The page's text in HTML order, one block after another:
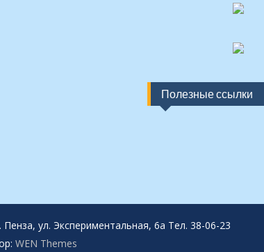
Полезные ссылки
ул. Экспериментальная, 6а Тел. 38-06-23
WEN Themes